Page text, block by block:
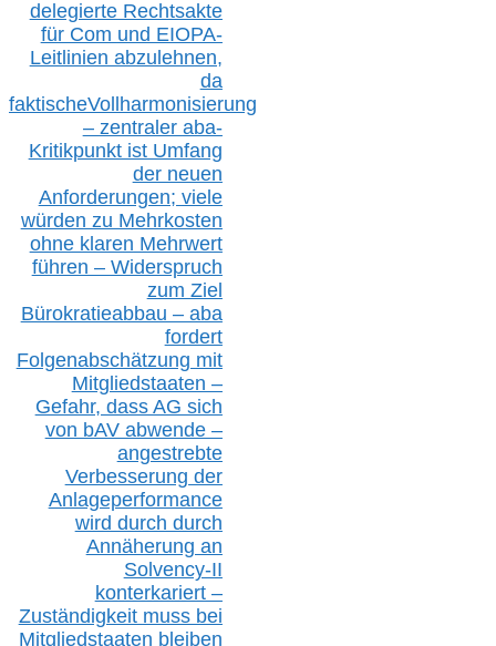
delegierte Rechtsakte
für Com und EIOPA-
Leitlinien abzulehnen,
da
faktischeVollharmonisierung
– zentraler aba-
Kritikpunkt ist Umfang
der neuen
Anforderungen; viele
würden zu Mehrkosten
ohne klaren Mehrwert
führen – Widerspruch
zum Ziel
Bürokratieabbau – aba
fordert
Folgenabschätzung mit
Mitgliedstaaten –
Gefahr, dass AG sich
von bAV abwende –
angestrebte
Verbesserung der
Anlageperformance
wird durch durch
Annäherung an
Solvency-II
konterkariert –
Zuständigkeit muss bei
Mitgliedstaaten bleiben